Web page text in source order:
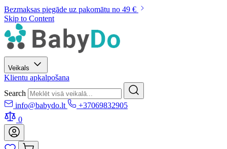
Bezmaksas piegāde uz pakomātu no 49 €
Skip to Content
Veikals
Klientu apkalpošana
Search
info@babydo.lt
+37069832905
0